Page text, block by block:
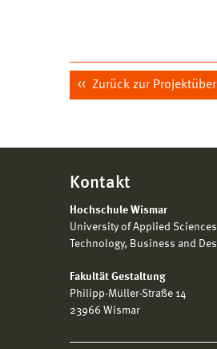
Zurück zur
Kontakt
Hochschule Wismar
University of Applied Sciences
Technology, Business and
Fakultät Gestaltung
Philipp-Müller-Straße 14
23966 Wismar